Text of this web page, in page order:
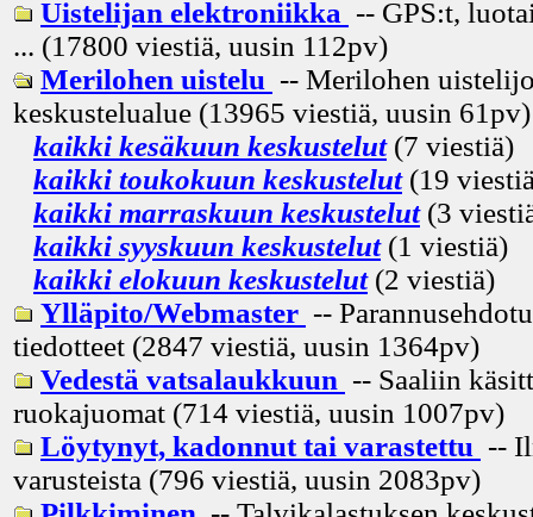
Uistelijan elektroniikka -- GPS:t,
... (17800 viestiä, uusin 112pv)
Merilohen uistelu -- Merilohen
keskustelualue (13965 viestiä, uusin 61pv)
kaikki kesäkuun keskustelut(7 viestiä)
kaikki toukokuun keskustelut(19
kaikki marraskuun keskustelut(3
kaikki syyskuun keskustelut(1 viestiä)
kaikki elokuun keskustelut(2 viestiä)
Ylläpito/Webmaster --
tiedotteet (2847 viestiä, uusin 1364pv)
Vedestä vatsalaukkuun -- Saaliin
ruokajuomat (714 viestiä, uusin 1007pv)
Löytynyt, kadonnut tai varastettu --
varusteista (796 viestiä, uusin 2083pv)